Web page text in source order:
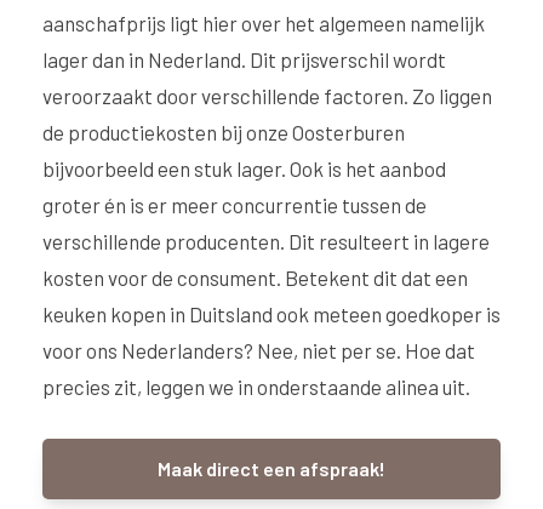
aanschafprijs ligt hier over het algemeen namelijk
lager dan in Nederland. Dit prijsverschil wordt
veroorzaakt door verschillende factoren. Zo liggen
de productiekosten bij onze Oosterburen
bijvoorbeeld een stuk lager. Ook is het aanbod
groter én is er meer concurrentie tussen de
verschillende producenten. Dit resulteert in lagere
kosten voor de consument. Betekent dit dat een
keuken kopen in Duitsland ook meteen goedkoper is
voor ons Nederlanders? Nee, niet per se. Hoe dat
precies zit, leggen we in onderstaande alinea uit.
Maak direct een afspraak!